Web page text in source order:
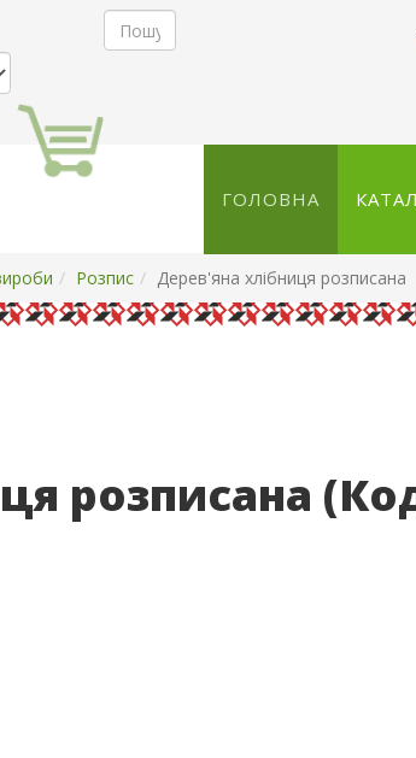
ГОЛОВНА
Розпис Дерев'яна хлібниця розписана
розписана